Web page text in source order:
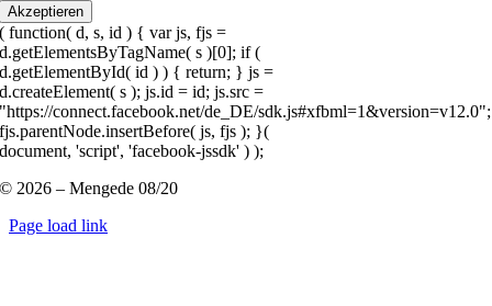
Akzeptieren
( function( d, s, id ) { var js, fjs =
d.getElementsByTagName( s )[0]; if (
d.getElementById( id ) ) { return; } js =
d.createElement( s ); js.id = id; js.src =
"https://connect.facebook.net/de_DE/sdk.js#xfbml=1&version=v12.0";
fjs.parentNode.insertBefore( js, fjs ); }(
document, 'script', 'facebook-jssdk' ) );
© 2026 – Mengede 08/20
Page load link